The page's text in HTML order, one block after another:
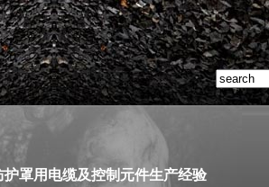
罩用电缆及控制元件生产经验